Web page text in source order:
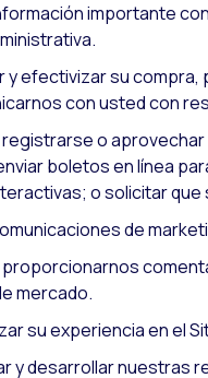
importante
y efectivizar su
con usted con
o
boletos en línea
o solicitar
de
mercado.
su experiencia en el
y desarrollar nuestras